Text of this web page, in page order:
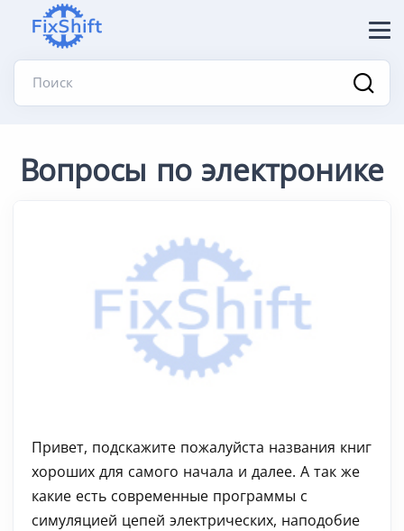
Поиск
Вопросы по электронике
Привет, подскажите пожалуйста названия книг
хороших для самого начала и далее. А так же
какие есть современные программы с
симуляцией цепей электрических, наподобие